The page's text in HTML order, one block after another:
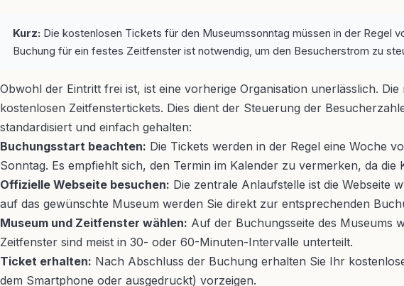
Kurz: Die kostenlosen Tickets für den Museumssonntag müssen in der Regel
Buchung für ein festes Zeitfenster ist notwendig, um den Besucherstrom zu
Obwohl der Eintritt frei ist, ist eine vorherige Organisation unerlässlich.
kostenlosen Zeitfenstertickets. Dies dient der Steuerung der
standardisiert und einfach gehalten:
Buchungsstart beachten: Die Tickets werden in der Regel eine Woche
Sonntag. Es empfiehlt sich, den Termin im Kalender zu vermerken, da
Offizielle Webseite besuchen: Die zentrale Anlaufstelle ist die Webseite
auf das gewünschte Museum werden Sie direkt zur entsprechenden
Museum und Zeitfenster wählen: Auf der Buchungsseite des Museums
Zeitfenster sind meist in 30- oder 60-Minuten-Intervalle unterteilt.
Ticket erhalten: Nach Abschluss der Buchung erhalten Sie Ihr
dem Smartphone oder ausgedruckt) vorzeigen.